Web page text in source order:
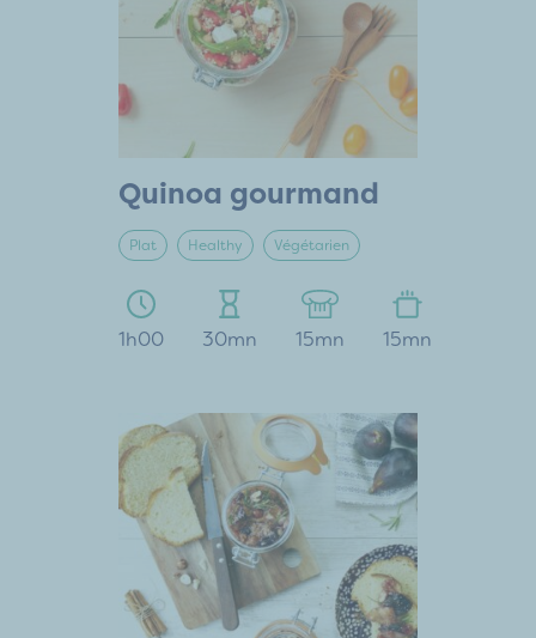
Quinoa gourmand
Plat Healthy Végétarien
1h00 30mn 15mn 15mn